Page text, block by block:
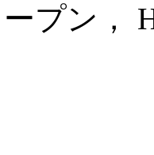
プン，